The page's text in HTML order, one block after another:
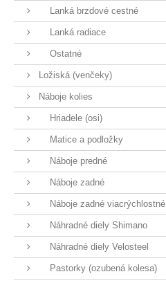
Lanká brzdové cestné
Lanká radiace
Ostatné
Ložiská (venčeky)
Náboje kolies
Hriadele (osi)
Matice a podložky
Náboje predné
Náboje zadné
Náboje zadné viacrýchlostné
Náhradné diely Shimano
Náhradné diely Velosteel
Pastorky (ozubená kolesa)